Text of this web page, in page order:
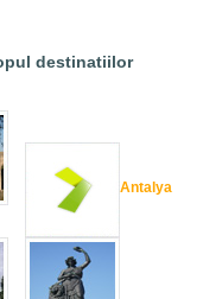
destinatiilor
Antalya